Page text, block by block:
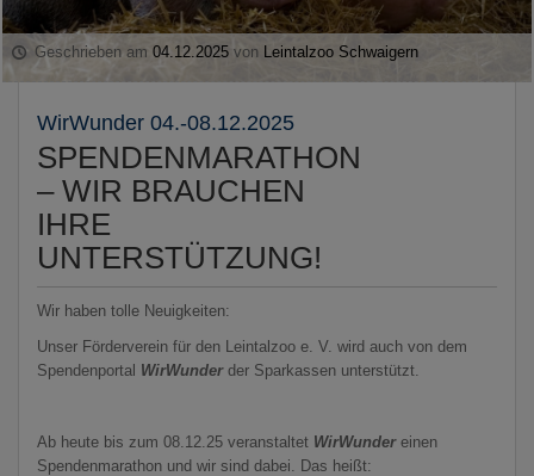
Geschrieben am04.12.2025 von Leintalzoo Schwaigern
WirWunder 04.-08.12.2025
SPENDENMARATHON
– WIR BRAUCHEN
IHRE
UNTERSTÜTZUNG!
Wir haben tolle Neuigkeiten:
Unser Förderverein für den Leintalzoo e. V. wird auch von dem
Spendenportal WirWunderder Sparkassen unterstützt.
Ab heute bis zum 08.12.25 veranstaltet WirWunder einen
Spendenmarathon und wir sind dabei. Das heißt: